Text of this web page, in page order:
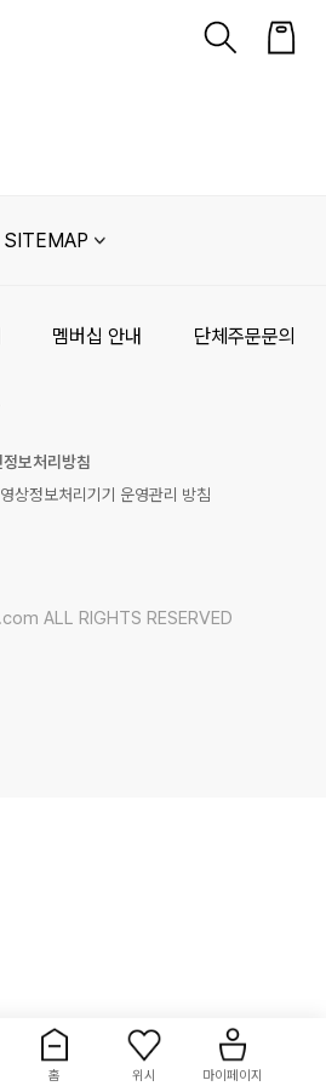
홈 위시 마이페이지
SITEMAP
멤버십 안내 단체주문문의
정보처리방침
상정보처리기기 운영관리 방침
ALL RIGHTS RESERVED